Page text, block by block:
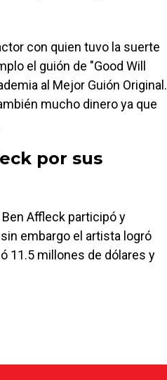
con quien tuvo la suerte
el guión de "Good Will
al Mejor Guión Original.
mucho dinero ya que
por sus
Affleck participó y
embargo el artista logró
11.5 millones de dólares y